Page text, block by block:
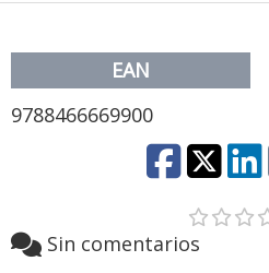
EAN
9788466669900
Sin comentarios